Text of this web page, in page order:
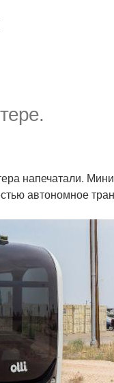
напечатали.
автономное